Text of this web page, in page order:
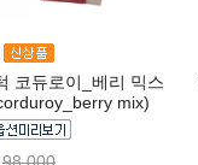
코듀로이_베리 믹스
mix)